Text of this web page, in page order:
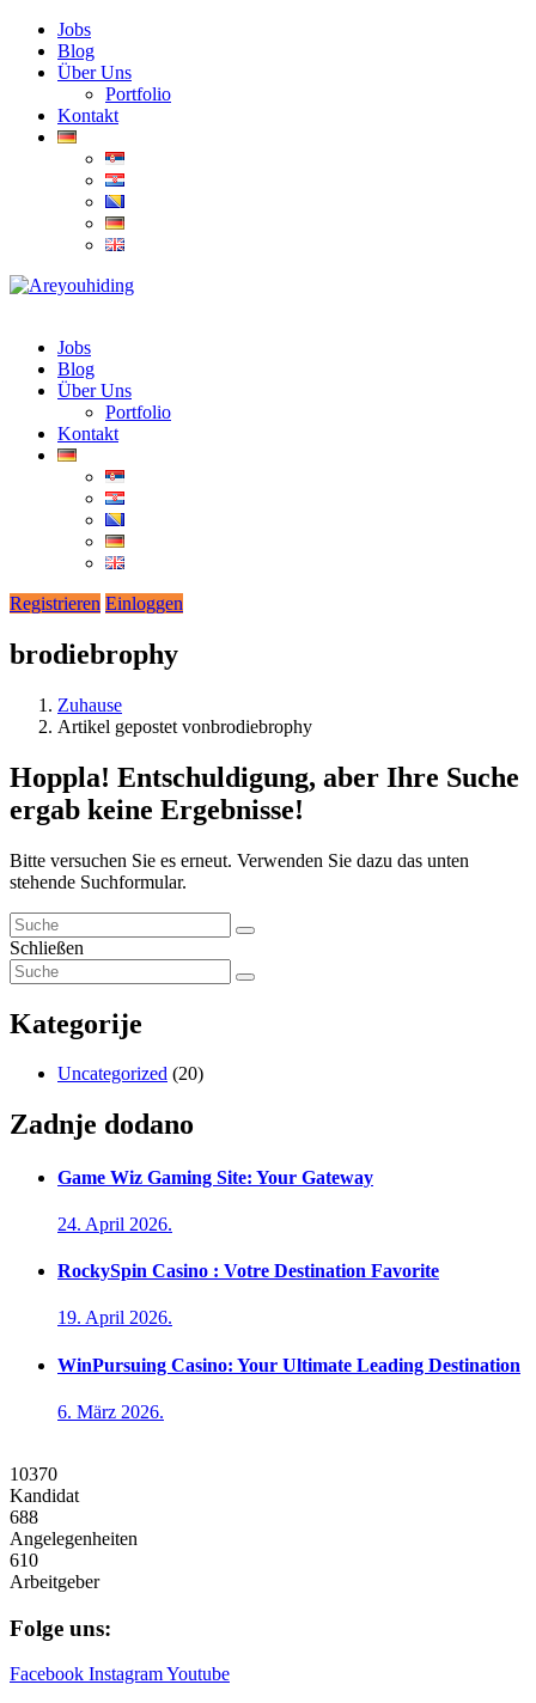
Jobs
Blog
Über Uns
Portfolio
Kontakt
Jobs
Blog
Über Uns
Portfolio
Kontakt
Registrieren Einloggen
brodiebrophy
Zuhause
Artikel gepostet vonbrodiebrophy
Hoppla! Entschuldigung, aber Ihre Suche
ergab keine Ergebnisse!
Bitte versuchen Sie es erneut. Verwenden Sie dazu das unten
stehende Suchformular.
Schließen
Kategorije
Uncategorized (20)
Zadnje dodano
Game Wiz Gaming Site: Your Gateway
24. April 2026.
RockySpin Casino : Votre Destination Favorite
19. April 2026.
WinPursuing Casino: Your Ultimate Leading Destination
6. März 2026.
10370
Kandidat
688
Angelegenheiten
610
Arbeitgeber
Folge uns:
Facebook InstagramYoutube